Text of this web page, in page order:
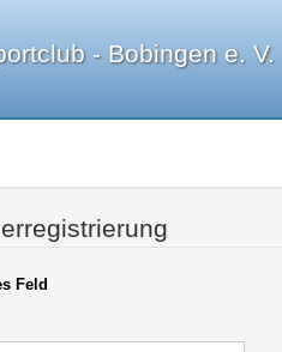
- Bobingen e. V.
Feld